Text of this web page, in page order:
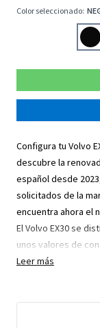
Color seleccionado:
Configura tu Volvo
descubre la
español desde
solicitados de la
encuentra ahora el
El Volvo EX30 se
unos valores de
Leer más